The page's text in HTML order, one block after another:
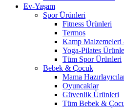
Ev-Yaşam
Spor Ürünleri
Fitness Ürünleri
Termos
Kamp
Yoga-Pilates
Tüm Spor Ürünleri
Bebek & Çocuk
Mama
Oyuncaklar
Güvenlik Ürünleri
Tüm Bebek &